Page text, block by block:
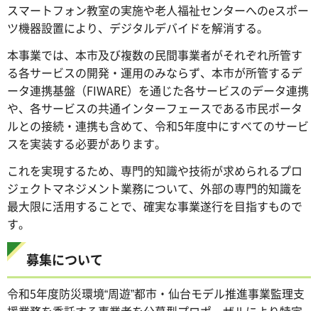
スマートフォン教室の実施や老人福祉センターへのeスポー
ツ機器設置により、デジタルデバイドを解消する。
本事業では、本市及び複数の民間事業者がそれぞれ所管す
る各サービスの開発・運用のみならず、本市が所管するデ
ータ連携基盤（FIWARE）を通じた各サービスのデータ連携
や、各サービスの共通インターフェースである市民ポータ
ルとの接続・連携も含めて、令和5年度中にすべてのサービ
スを実装する必要があります。
これを実現するため、専門的知識や技術が求められるプロ
ジェクトマネジメント業務について、外部の専門的知識を
最大限に活用することで、確実な事業遂行を目指すもので
す。
募集について
令和5年度防災環境“周遊”都市・仙台モデル推進事業監理支